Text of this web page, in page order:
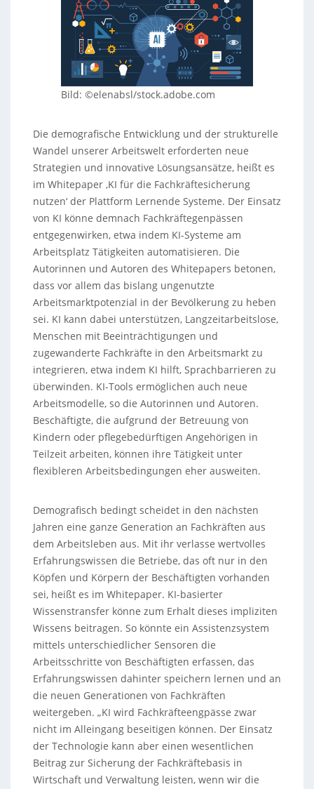
Bild: ©elenabsl/stock.adobe.com
Die demografische Entwicklung und der strukturelle
Wandel unserer Arbeitswelt erforderten neue
Strategien und innovative Lösungsansätze, heißt es
im Whitepaper ‚KI für die Fachkräftesicherung
nutzen‘ der Plattform Lernende Systeme. Der Einsatz
von KI könne demnach Fachkräftegenpässen
entgegenwirken, etwa indem KI-Systeme am
Arbeitsplatz Tätigkeiten automatisieren. Die
Autorinnen und Autoren des Whitepapers betonen,
dass vor allem das bislang ungenutzte
Arbeitsmarktpotenzial in der Bevölkerung zu heben
sei. KI kann dabei unterstützen, Langzeitarbeitslose,
Menschen mit Beeinträchtigungen und
zugewanderte Fachkräfte in den Arbeitsmarkt zu
integrieren, etwa indem KI hilft, Sprachbarrieren zu
überwinden. KI-Tools ermöglichen auch neue
Arbeitsmodelle, so die Autorinnen und Autoren.
Beschäftigte, die aufgrund der Betreuung von
Kindern oder pflegebedürftigen Angehörigen in
Teilzeit arbeiten, können ihre Tätigkeit unter
flexibleren Arbeitsbedingungen eher ausweiten.
Demografisch bedingt scheidet in den nächsten
Jahren eine ganze Generation an Fachkräften aus
dem Arbeitsleben aus. Mit ihr verlasse wertvolles
Erfahrungswissen die Betriebe, das oft nur in den
Köpfen und Körpern der Beschäftigten vorhanden
sei, heißt es im Whitepaper. KI-basierter
Wissenstransfer könne zum Erhalt dieses impliziten
Wissens beitragen. So könnte ein Assistenzsystem
mittels unterschiedlicher Sensoren die
Arbeitsschritte von Beschäftigten erfassen, das
Erfahrungswissen dahinter speichern lernen und an
die neuen Generationen von Fachkräften
weitergeben. „KI wird Fachkräfteengpässe zwar
nicht im Alleingang beseitigen können. Der Einsatz
der Technologie kann aber einen wesentlichen
Beitrag zur Sicherung der Fachkräftebasis in
Wirtschaft und Verwaltung leisten, wenn wir die